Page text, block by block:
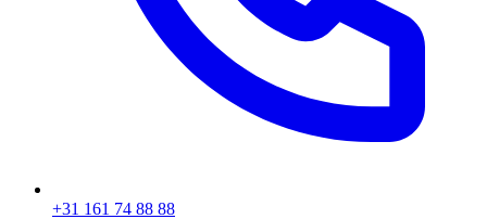
+31 161 74 88 88‬​​​​‌ ‍ ​‍​‍‌‍ ‌ ​‍‌‍‍‌‌‍‌ ‌‍‍‌‌‍ ‍​‍​‍​ ‍‍​‍​‍‌ ​ ‌‍​‌‌‍ ‍‌‍‍‌‌ ‌​‌ ‍‌​‍ ‍‌‍‍‌‌‍ ​‍​‍​‍ ​​‍​‍‌‍‍​‌ ​‍‌‍‌‌‌‍‌‍​‍​‍​ ‍‍​‍​‍‌‍‍​‌ ‌​‌ ‌​‌ ​​​ ‍‍​‍ ​‍ ‌‍ ​‌‍ ‌‍​ ‌‍​‌‌‍ ​‌‍‍​‌‍ ‌ ​ ‌ ‌​​ ‍‍​ ​ ​ ​ ​ ​ ​ ​ ​‍ ‌‍‍‌‌‍ ‍‌ ‌​‌‍‌‌‌‍ ‍‌ ‌​​‍ ‌‍‌‌‌‍‌​‌‍‍‌‌ ‌​​‍ ‌‍ ‌‌‍ ‌‍‌​‌‍‌‌​ ‌‌ ​​‌ ​‍‌‍‌‌‌ ​ ‌‍‌‌‌‍ ‍‌ ‌​‌‍​‌‌ ‌​‌‍‍‌‌‍ ‌‍ ‍​ ‍ ‌‍‍‌‌‍‌​​ ‌‌‍‌ ‌‍ ​‌‍ ‌‍​‍‌‍​‌‌‍ ​​ ‍ ‌ ‌​‌ ‍‌‌ ​​‌‍‌‌​ ‌‌‍‌ ‌‍ ​‌‍ ‌‍​‍‌‍​‌‌‍ ​​ ‍ ‌ ​​‌‍​‌‌ ‌​‌‍‍​​ ‌‌‍​ ‌‍ ‌‍ ‍‌ ‌​‌‍​‌‌‍​ ‌ ‌​​‍ ‍‌ ​​‌‍‍​‌‍ ‌‍ ‍‌‍‌‌​ ‌‍​‍‌‍​‌‌ ​ ‌‍‌‌‌‌‌‌‌ ​‍‌‍ ​​ ‌‌‍‍​‌ ‌​‌ ‌​‌ ​​​‍‌‌​ ​ ‌​​‌​‍‌‌​ ​‍‌​‌‍​‍‌‌​ ​‍‌​‌‍‌‍ ​‌‍ ‌‍​ ‌‍​‌‌‍ ​‌‍‍​‌‍ ‌ ​ ‌ ‌​​‍‌‌​ ​ ‌​​‌​ ​ ​ ​ ​ ​ ​ ​ ​‍‌‍‌‍‍‌‌‍‌​​ ‌‌‍‌ ‌‍ ​‌‍ ‌‍​‍‌‍​‌‌‍ ​​‍‌‍‌ ‌​‌ ‍‌‌ ​​‌‍‌‌​ ‌‌‍‌ ‌‍ ​‌‍ ‌‍​‍‌‍​‌‌‍ ​​‍‌‍‌ ​​‌‍​‌‌ ‌​‌‍‍​​ ‌‌‍​ ‌‍ ‌‍ ‍‌ ‌​‌‍​‌‌‍​ ‌ ‌​​‍ ‍‌ ​​‌‍‍​‌‍ ‌‍ ‍‌‍‌‌​‍‌‍‌ ​​‌‍‌‌‌ ​‍‌ ​ ‌ ​​‌‍‌‌‌‍​ ‌ ‌​‌‍‍‌‌ ‌‍‌‍‌‌​ ‌‌ ​​‌ ‌‌‌‍​‍‌‍ ​‌‍‍‌‌ ​ ‌‍‍​‌‍‌‌‌‍‌​​‍​‍‌ ‌